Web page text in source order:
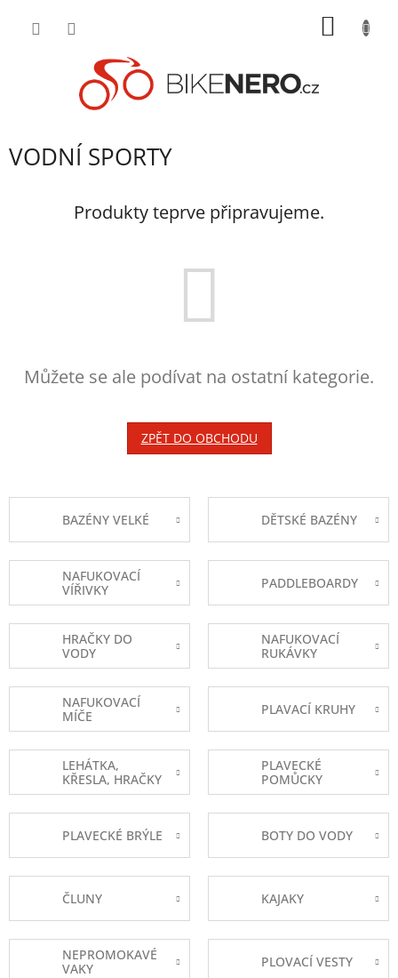
VODNÍ SPORTY
Produkty teprve připravujeme.
Můžete se ale podívat na ostatní kategorie.
ZPĚT DO OBCHODU
BAZÉNY VELKÉ DĚTSKÉ BAZÉNY
NAFUKOVACÍ
VÍŘIVKY
PADDLEBOARDY
HRAČKY DO
VODY
NAFUKOVACÍ
RUKÁVKY
NAFUKOVACÍ
MÍČE
PLAVACÍ KRUHY
LEHÁTKA,
KŘESLA, HRAČKY
PLAVECKÉ
POMŮCKY
PLAVECKÉ BRÝLE BOTY DO VODY
ČLUNY KAJAKY
NEPROMOKAVÉ
VAKY
PLOVACÍ VESTY